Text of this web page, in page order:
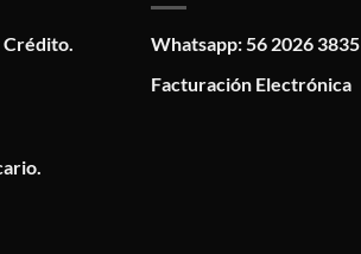
Whatsapp: 56 2026 3835
Facturación Electrónica